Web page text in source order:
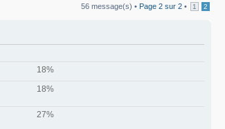
56 message(s) • Page 2 sur 2 • 1 2
18%
18%
27%